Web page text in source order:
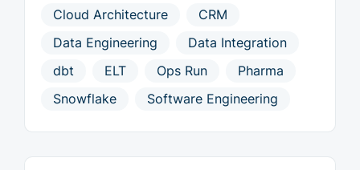
Cloud Architecture
CRM
Data Engineering
Data Integration
dbt
ELT Ops Run
Pharma
Snowflake
Software Engineering